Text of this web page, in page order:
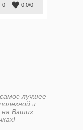
0 0.0/0
лучшее
и
на Ваших